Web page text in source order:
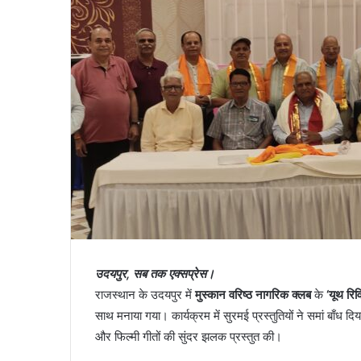
उदयपुर, सब तक एक्सप्रेस।
राजस्थान के उदयपुर मेंमुस्कान वरिष्ठ नागरिक क्लबके‘यूथ
साथ मनाया गया। कार्यक्रम में सुरमई प्रस्तुतियों ने समां बाँध
और फिल्मी गीतों की सुंदर झलक प्रस्तुत की।
कोन को सीईओ
तीन वर्षों में
कीर्ति
इंस्टीट्यूट
ऑफ
नर्सिंग
में
विश्व
स्तनपान
शिविर
का
आयोजन
8 hours ago
कीर्ति इंस्टीट्यूट ऑफ नर्सिंग में विश्व
स्तनपान शिविर का आयोजन